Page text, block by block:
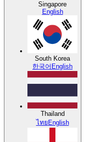
Singapore
English
South Korea
한국어 English
Thailand
ไทย English